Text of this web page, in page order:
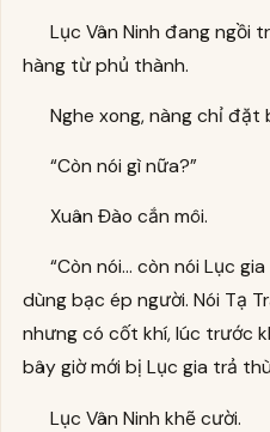
Lục Vân Ninh đang ngồi
hàng từ phủ thành.
Nghe xong, nàng chỉ đặt
“Còn nói gì nữa?”
Xuân Đào cắn môi.
“Còn nói… còn nói Lục
dùng bạc ép người. Nói Tạ
nhưng có cốt khí, lúc trước
bây giờ mới bị Lục gia trả
Lục Vân Ninh khẽ cười.